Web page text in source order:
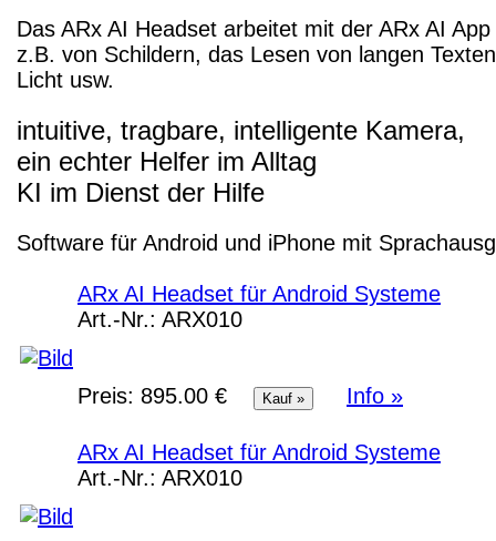
Das ARx AI Headset arbeitet mit der ARx AI
z.B. von Schildern, das Lesen von langen
Licht usw.
intuitive, tragbare, intelligente Kamera,
ein echter Helfer im Alltag
KI im Dienst der Hilfe
Software für Android und iPhone mit
ARx AI Headset für Android Systeme
Art.-Nr.: ARX010
Preis: 895.00 € Info »
ARx AI Headset für Android Systeme
Art.-Nr.: ARX010